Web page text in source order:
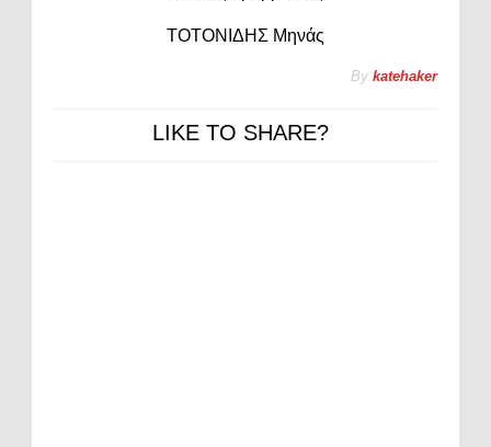
ΤΟΤΟΝΙΔΗΣ Μηνάς
By katehaker
LIKE TO SHARE?